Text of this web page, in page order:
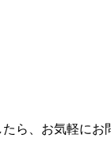
ら、お気軽にお